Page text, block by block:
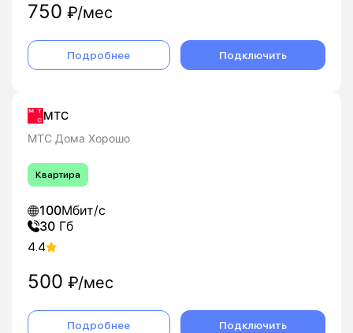
оптимальное решение и согласует удобное время
750 ₽/мес
Подробнее Подключить
МТС
МТС Дома Хорошо
Квартира
100Мбит/с
30 Гб
4.4
500 ₽/мес
Подробнее Подключить